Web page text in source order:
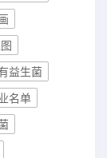
益生菌
名单